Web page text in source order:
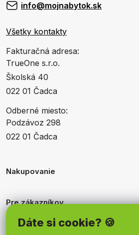
Dáte si cookie? 🍪
info@mojnabytok.sk
Všetky kontakty
Fakturačná adresa:
TrueOne s.r.o.
Školská 40
022 01 Čadca
Odberné miesto:
Podzávoz 298
022 01 Čadca
Nakupovanie
Pre zákazníkov